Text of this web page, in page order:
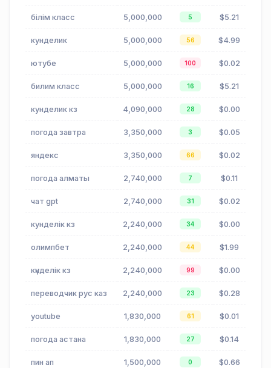
білім класс 5,000,000 5 $5.21
кунделик 5,000,000 56 $4.99
ютубе 5,000,000 100 $0.02
билим класс 5,000,000 16 $5.21
кунделик кз 4,090,000 28 $0.00
погода завтра 3,350,000 3 $0.05
яндекс 3,350,000 66 $0.02
погода алматы 2,740,000 7 $0.11
чат gpt 2,740,000 31 $0.02
кунделік кз 2,240,000 34 $0.00
олимпбет 2,240,000 44 $1.99
күнделік кз 2,240,000 99 $0.00
переводчик рус каз 2,240,000 23 $0.28
youtube 1,830,000 61 $0.01
погода астана 1,830,000 27 $0.14
пин ап 1,500,000 0 $0.66